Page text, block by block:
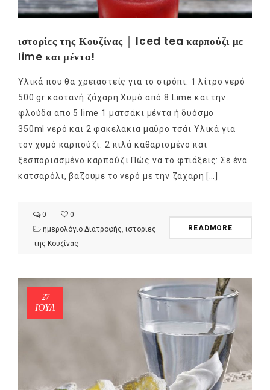
ιστορίες της Κουζίνας │ Iced tea καρπούζι με
lime και μέντα!
Υλικά που θα χρειαστείς για το σιρόπι: 1 λίτρο νερό
500 gr καστανή ζάχαρη Χυμό από 8 Lime και την
φλούδα απο 5 lime 1 ματσάκι μέντα ή δυόσμο
350ml νερό και 2 φακελάκια μαύρο τσάι Υλικά για
τον χυμό καρπούζι: 2 κιλά καθαρισμένο και
ξεσποριασμένο καρπούζι Πώς να το φτιάξεις: Σε ένα
κατσαρόλι, βάζουμε το νερό με την ζάχαρη […]
0
0
ημερολόγιο Διατροφής ιστορίες
της Κουζίνας
READMORE
27
ΙΟΎΛ